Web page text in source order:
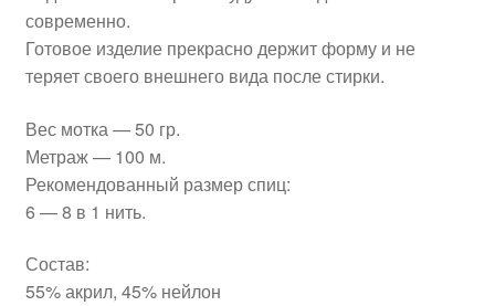
современно.
Готовое изделие прекрасно держит форму и не
теряет своего внешнего вида после стирки.
Вес мотка — 50 гр.
Метраж — 100 м.
Рекомендованный размер спиц:
6 — 8 в 1 нить.
Состав:
55% акрил, 45% нейлон